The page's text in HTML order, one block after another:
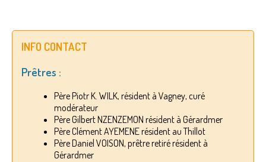
INFO CONTACT
Prêtres :
Père Piotr K. WILK, résident à Vagney, curé
modérateur
Père Gilbert NZENZEMON résident à Gérardmer
Père Clément AYEMENE résident au Thillot
Père Daniel VOISON, prêtre retiré résident à
Gérardmer